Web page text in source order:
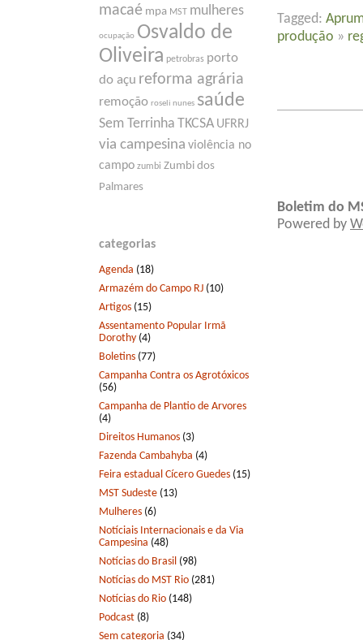
macaé mpa MST mulheres
ocupação Osvaldo de
Oliveira petrobras porto
do açu reforma agrária
remoção roseli nunes saúde
Sem Terrinha TKCSA UFRRJ
via campesina violência no
campo zumbi Zumbi dos
Palmares
categorias
Agenda (18)
Armazém do Campo RJ (10)
Artigos (15)
Assentamento Popular Irmã
Dorothy (4)
Boletins (77)
Campanha Contra os Agrotóxicos
(56)
Campanha de Plantio de Arvores
(4)
Direitos Humanos (3)
Fazenda Cambahyba (4)
Feira estadual Cícero Guedes (15)
MST Sudeste (13)
Mulheres (6)
Notíciais Internacionais e da Via
Campesina (48)
Notícias do Brasil (98)
Notícias do MST Rio (281)
Notícias do Rio (148)
Podcast (8)
Sem categoria (34)
Tagged:
produção »
Boletim do
Powered by